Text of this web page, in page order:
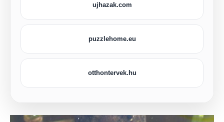
ujhazak.com
puzzlehome.eu
otthontervek.hu